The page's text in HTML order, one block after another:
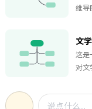
维导
文
这是
对文
艺术